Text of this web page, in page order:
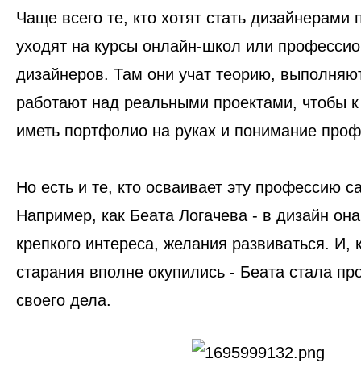
Чаще всего те, кто хотят стать дизайнерами
уходят на курсы онлайн-школ или
дизайнеров. Там они учат теорию,
работают над реальными проектами, чтобы к
иметь портфолио на руках и понимание
Но есть и те, кто осваивает эту профессию
Например, как Беата Логачева - в дизайн
крепкого интереса, желания развиваться. И,
старания вполне окупились - Беата стала
своего дела.